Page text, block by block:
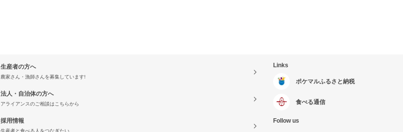
生産者の方へ
農家さん・漁師さんを募集しています!
法人・自治体の方へ
アライアンスのご相談はこちらから
採用情報
生産者と食べる人をつなぎたい
Links
ポケマルふるさと納税
食べる通信
Follow us